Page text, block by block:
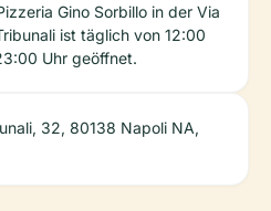
Gino Sorbillo in der Via
ist täglich von 12:00
Uhr geöffnet.
32, 80138 Napoli NA,